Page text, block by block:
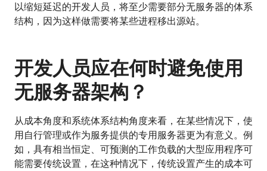
以缩短延迟的开发人员，将至少需要部分无服务器的体系
结构，因为这样做需要将某些进程移出源站。
开发人员应在何时避免使用
无服务器架构？
从成本角度和系统体系结构角度来看，在某些情况下，使
用自行管理或作为服务提供的专用服务器更为有意义。例
如，具有相当恒定、可预测的工作负载的大型应用程序可
能需要传统设置，在这种情况下，传统设置产生的成本可